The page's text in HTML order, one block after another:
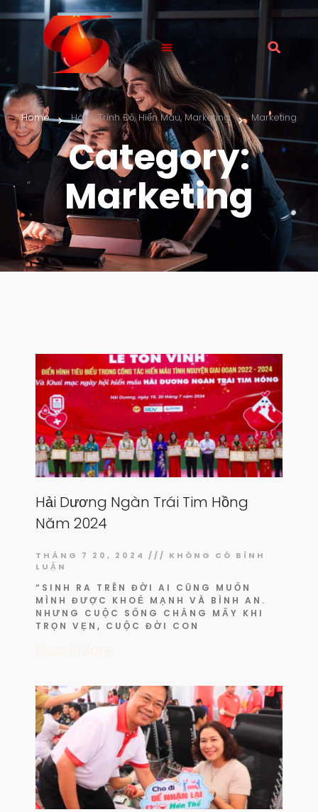
Home Hành Trình Đỏ,Hiến Máu,Marketing Marketing
Category:
Marketing
Hải Dương Ngàn Trái Tim Hồng
Năm 2024
THÁNG 7 20, 2024
KHÔNG CÓ BÌNH
LUẬN
“SINH RA TRÊN ĐỜI AI CŨNG MUỐN
MÌNH ĐƯỢC KHOẺ MẠNH VÀ BÌNH AN.
NHƯNG CUỘC SỐNG CHẲNG MẤY KHI
TRỌN VẸN, CUỘC ĐỜI CON
Read More